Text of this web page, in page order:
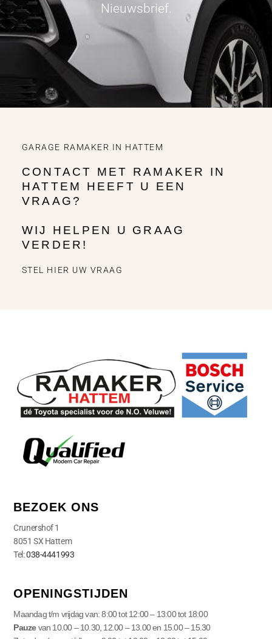
Nieuwsbrief.
GARAGE RAMAKER IN HATTEM
CONTACT MET RAMAKER IN
HATTEM HEEFT U EEN
VRAAG?
WIJ HELPEN U GRAAG
VERDER!
STEL HIER UW VRAAG
BEZOEK ONS
Crunershof 1
8051 SX Hattem
Tel:038-4441993
OPENINGSTIJDEN
Maandag t/m vrijdag van: 8:00 tot 12:00 – 13:00 tot 18:00
Pauzevan 10.00 – 10.30, 12.00 – 13.00 en 15.00 – 15.30